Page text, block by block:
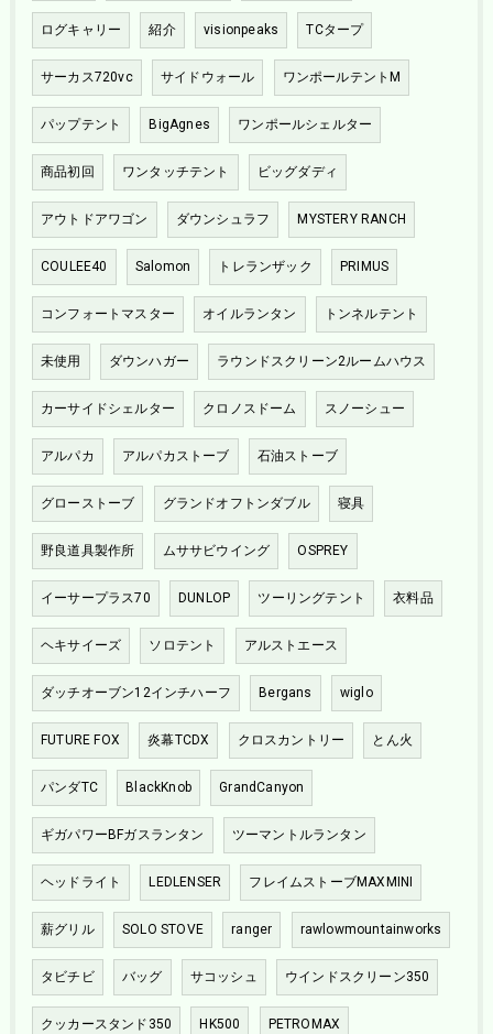
ログキャリー 紹介 visionpeaks TCタープ
サーカス720vc サイドウォール ワンポールテントM
パップテント BigAgnes ワンポールシェルター
商品初回 ワンタッチテント ビッグダディ
アウトドアワゴン ダウンシュラフ MYSTERY RANCH
COULEE40 Salomon トレランザック PRIMUS
コンフォートマスター オイルランタン トンネルテント
未使用 ダウンハガー ラウンドスクリーン2ルームハウス
カーサイドシェルター クロノスドーム スノーシュー
アルパカ アルパカストーブ 石油ストーブ
グローストーブ グランドオフトンダブル 寝具
野良道具製作所 ムササビウイング OSPREY
イーサープラス70 DUNLOP ツーリングテント 衣料品
ヘキサイーズ ソロテント アルストエース
ダッチオーブン12インチハーフ Bergans wiglo
FUTURE FOX 炎幕TCDX クロスカントリー とん火
パンダTC BlackKnob GrandCanyon
ギガパワーBFガスランタン ツーマントルランタン
ヘッドライト LEDLENSER フレイムストーブMAXMINI
薪グリル SOLO STOVE ranger rawlowmountainworks
タビチビ バッグ サコッシュ ウインドスクリーン350
クッカースタンド350 HK500 PETROMAX